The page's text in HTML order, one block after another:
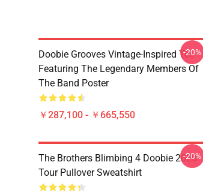
Doobie Grooves Vintage-Inspired Tee
Featuring The Legendary Members Of
The Band Poster
￥287,100 - ￥665,550
-20%
The Brothers Blimbing 4 Doobie 2020
Tour Pullover Sweatshirt
-20%